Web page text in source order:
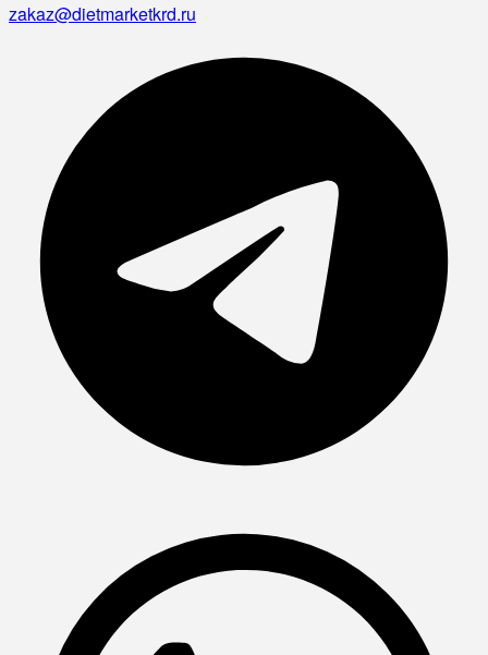
zakaz@dietmarketkrd.ru